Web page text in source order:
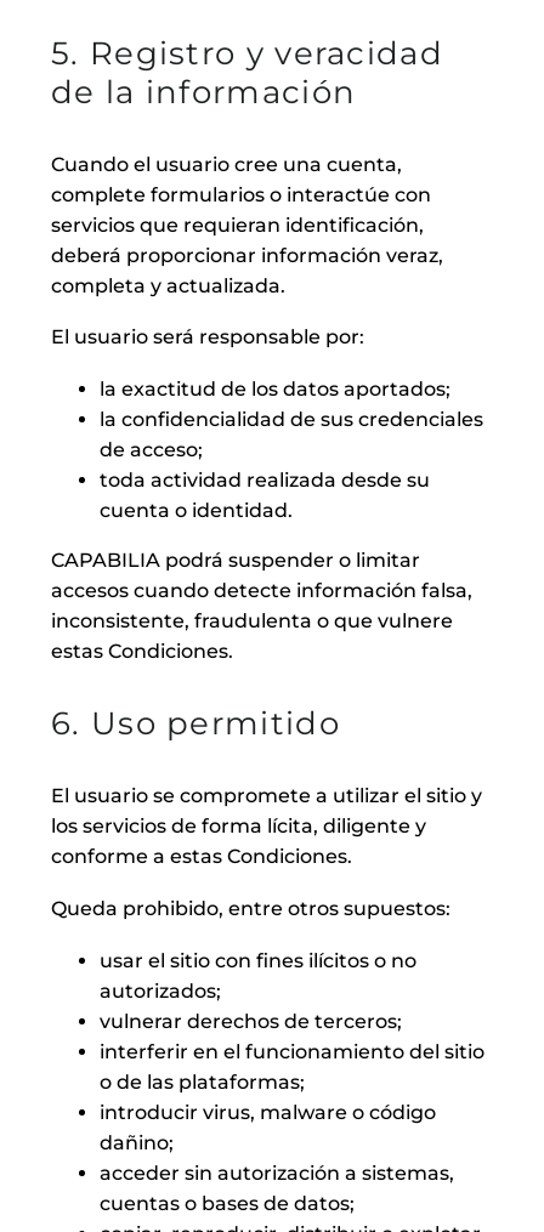
5. Registro y veracidad
de la información
Cuando el usuario cree una cuenta,
complete formularios o interactúe con
servicios que requieran identificación,
deberá proporcionar información veraz,
completa y actualizada.
El usuario será responsable por:
la exactitud de los datos aportados;
la confidencialidad de sus credenciales
de acceso;
toda actividad realizada desde su
cuenta o identidad.
CAPABILIA podrá suspender o limitar
accesos cuando detecte información falsa,
inconsistente, fraudulenta o que vulnere
estas Condiciones.
6. Uso permitido
El usuario se compromete a utilizar el sitio y
los servicios de forma lícita, diligente y
conforme a estas Condiciones.
Queda prohibido, entre otros supuestos:
usar el sitio con fines ilícitos o no
autorizados;
vulnerar derechos de terceros;
interferir en el funcionamiento del sitio
o de las plataformas;
introducir virus, malware o código
dañino;
acceder sin autorización a sistemas,
cuentas o bases de datos;